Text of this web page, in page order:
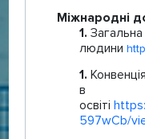
Міжнародні
людини
в
освіті
597wCb/